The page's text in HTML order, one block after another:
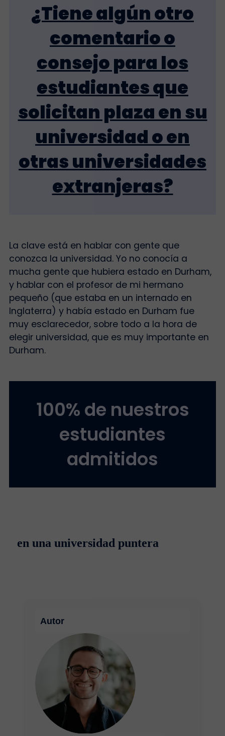
¿Tiene algún otro
comentario o
consejo para los
estudiantes que
solicitan plaza en su
universidad o en
otras universidades
extranjeras?
La clave está en hablar con gente que
conozca la universidad. Yo no conocía a
mucha gente que hubiera estado en Durham,
y hablar con el profesor de mi hermano
pequeño (que estaba en un internado en
Inglaterra) y había estado en Durham fue
muy esclarecedor, sobre todo a la hora de
elegir universidad, que es muy importante en
Durham.
100% de nuestros
estudiantes
admitidos
en una universidad puntera
Autor